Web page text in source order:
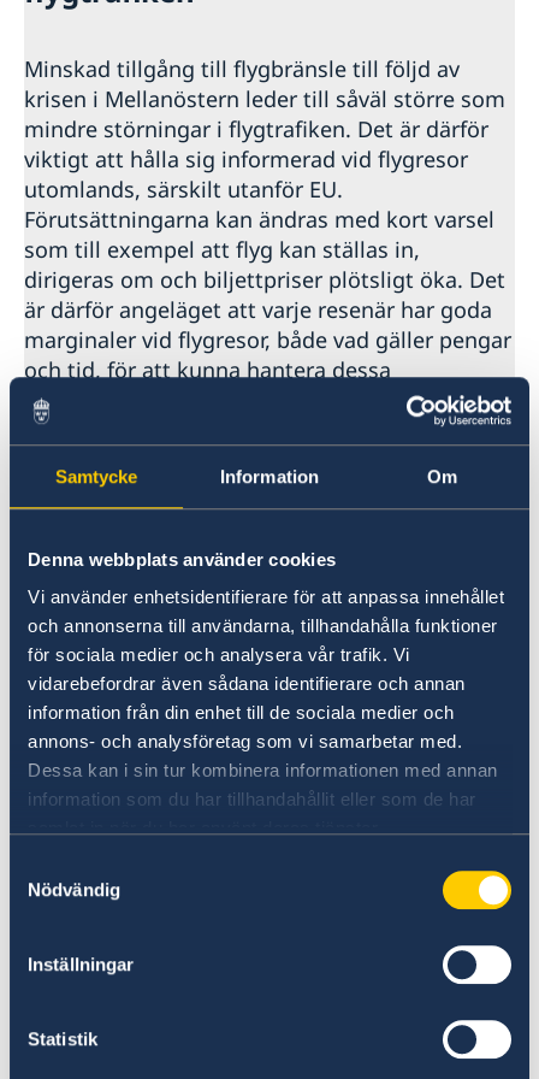
Samtycke Information Om
Denna webbplats använder cookies
Vi använder enhetsidentifierare för att anpassa innehållet
och annonserna till användarna, tillhandahålla funktioner
för sociala medier och analysera vår trafik. Vi
vidarebefordrar även sådana identifierare och annan
information från din enhet till de sociala medier och
annons- och analysföretag som vi samarbetar med.
Dessa kan i sin tur kombinera informationen med annan
information som du har tillhandahållit eller som de har
Nödvändig
Inställningar
Statistik
Minskad tillgång till flygbränsle till följd av
krisen i Mellanöstern leder till såväl större som
mindre störningar i flygtrafiken. Det är därför
viktigt att hålla sig informerad vid flygresor
utomlands, särskilt utanför EU.
Förutsättningarna kan ändras med kort varsel
som till exempel att flyg kan ställas in,
dirigeras om och biljettpriser plötsligt öka. Det
är därför angeläget att varje resenär har goda
marginaler vid flygresor, både vad gäller pengar
och tid, för att kunna hantera dessa
osäkerheter i flygtrafiken.
Senast uppdaterad 04 maj 2026
UD:s reseinformation direkt i fickan
I appen UD Resklar finns råd och
reseinformation om världens länder från